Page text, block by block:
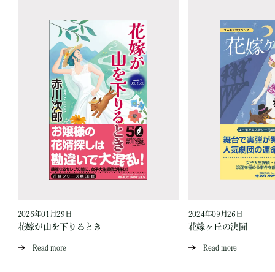
2026年01月29日
花嫁が山を下りるとき
Read more
2024年09月26日
花嫁ヶ丘の決闘
Read more